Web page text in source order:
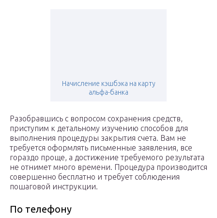
Начисление кэшбэка на карту
альфа-банка
Разобравшись с вопросом сохранения средств,
приступим к детальному изучению способов для
выполнения процедуры закрытия счета. Вам не
требуется оформлять письменные заявления, все
гораздо проще, а достижение требуемого результата
не отнимет много времени. Процедура производится
совершенно бесплатно и требует соблюдения
пошаговой инструкции.
По телефону